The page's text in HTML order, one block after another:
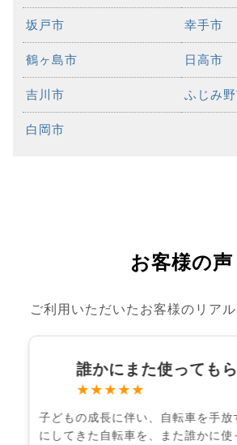
坂戸市 幸手市
鶴ヶ島市 日高市
吉川市 ふじみ
白岡市
お客様の声
ご利用いただいたお客様のリアル
誰かにまた使ってもら
★★★★★
子どもの成長に伴い、自転車を手放
にしてきた自転車を、また誰かに使